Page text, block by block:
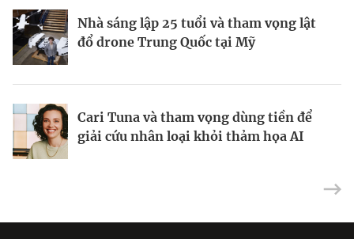
Nhà sáng lập 25 tuổi và tham vọng lật
đổ drone Trung Quốc tại Mỹ
Cari Tuna và tham vọng dùng tiền để
giải cứu nhân loại khỏi thảm họa AI
Michelle Xia và cú đánh bại Merck làm
thay đổi ngành biotech Trung Quốc
Tỷ phú Ấn Độ làm giàu nhờ bán trang
sức cưới
Cách Rob Gronkowski biến cá tính “tay
chơi” thành cỗ máy 10 triệu đô mỗi
Ông trùm xây dựng, khai khoáng
Philippines đối mặt bài toán bê tông